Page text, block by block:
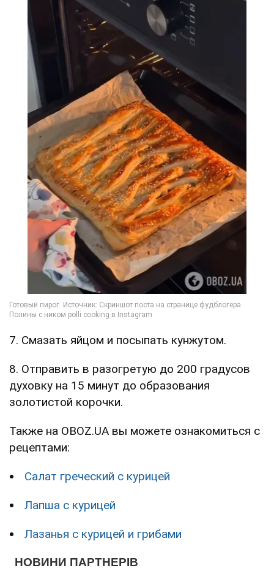
7. Смазать яйцом и посыпать кунжутом.
8. Отправить в разогретую до 200 градусов
духовку на 15 минут до образования
золотистой корочки.
Также на OBOZ.UA вы можете ознакомиться с
рецептами:
Салат греческий с курицей
Лапша с курицей
Лазанья с курицей и грибами